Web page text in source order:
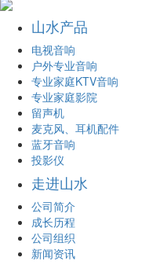
山水产品
电视音响
户外专业音响
专业家庭KTV音响
专业家庭影院
留声机
麦克风、耳机配件
蓝牙音响
投影仪
走进山水
公司简介
成长历程
公司组织
新闻资讯